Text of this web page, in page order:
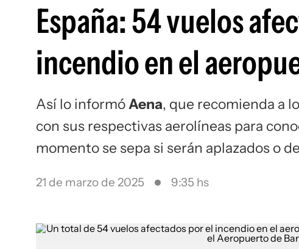
España: 54 vuelos
incendio en el
Así lo informóAena, que recomienda a
con sus respectivas aerolíneas para
momento se sepa si serán aplazados o
21 de marzo de 2025 9:35 hs